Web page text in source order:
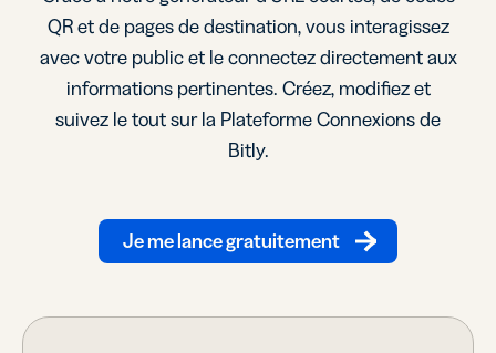
QR et de pages de destination, vous interagissez
avec votre public et le connectez directement aux
informations pertinentes. Créez, modifiez et
suivez le tout sur la Plateforme Connexions de
Bitly.
Je me lance gratuitement